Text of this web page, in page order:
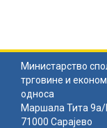
Министарство
трговине и
односа
Маршала Тита 9а/II
71000 Сарајево